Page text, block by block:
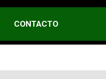
CONTACTO